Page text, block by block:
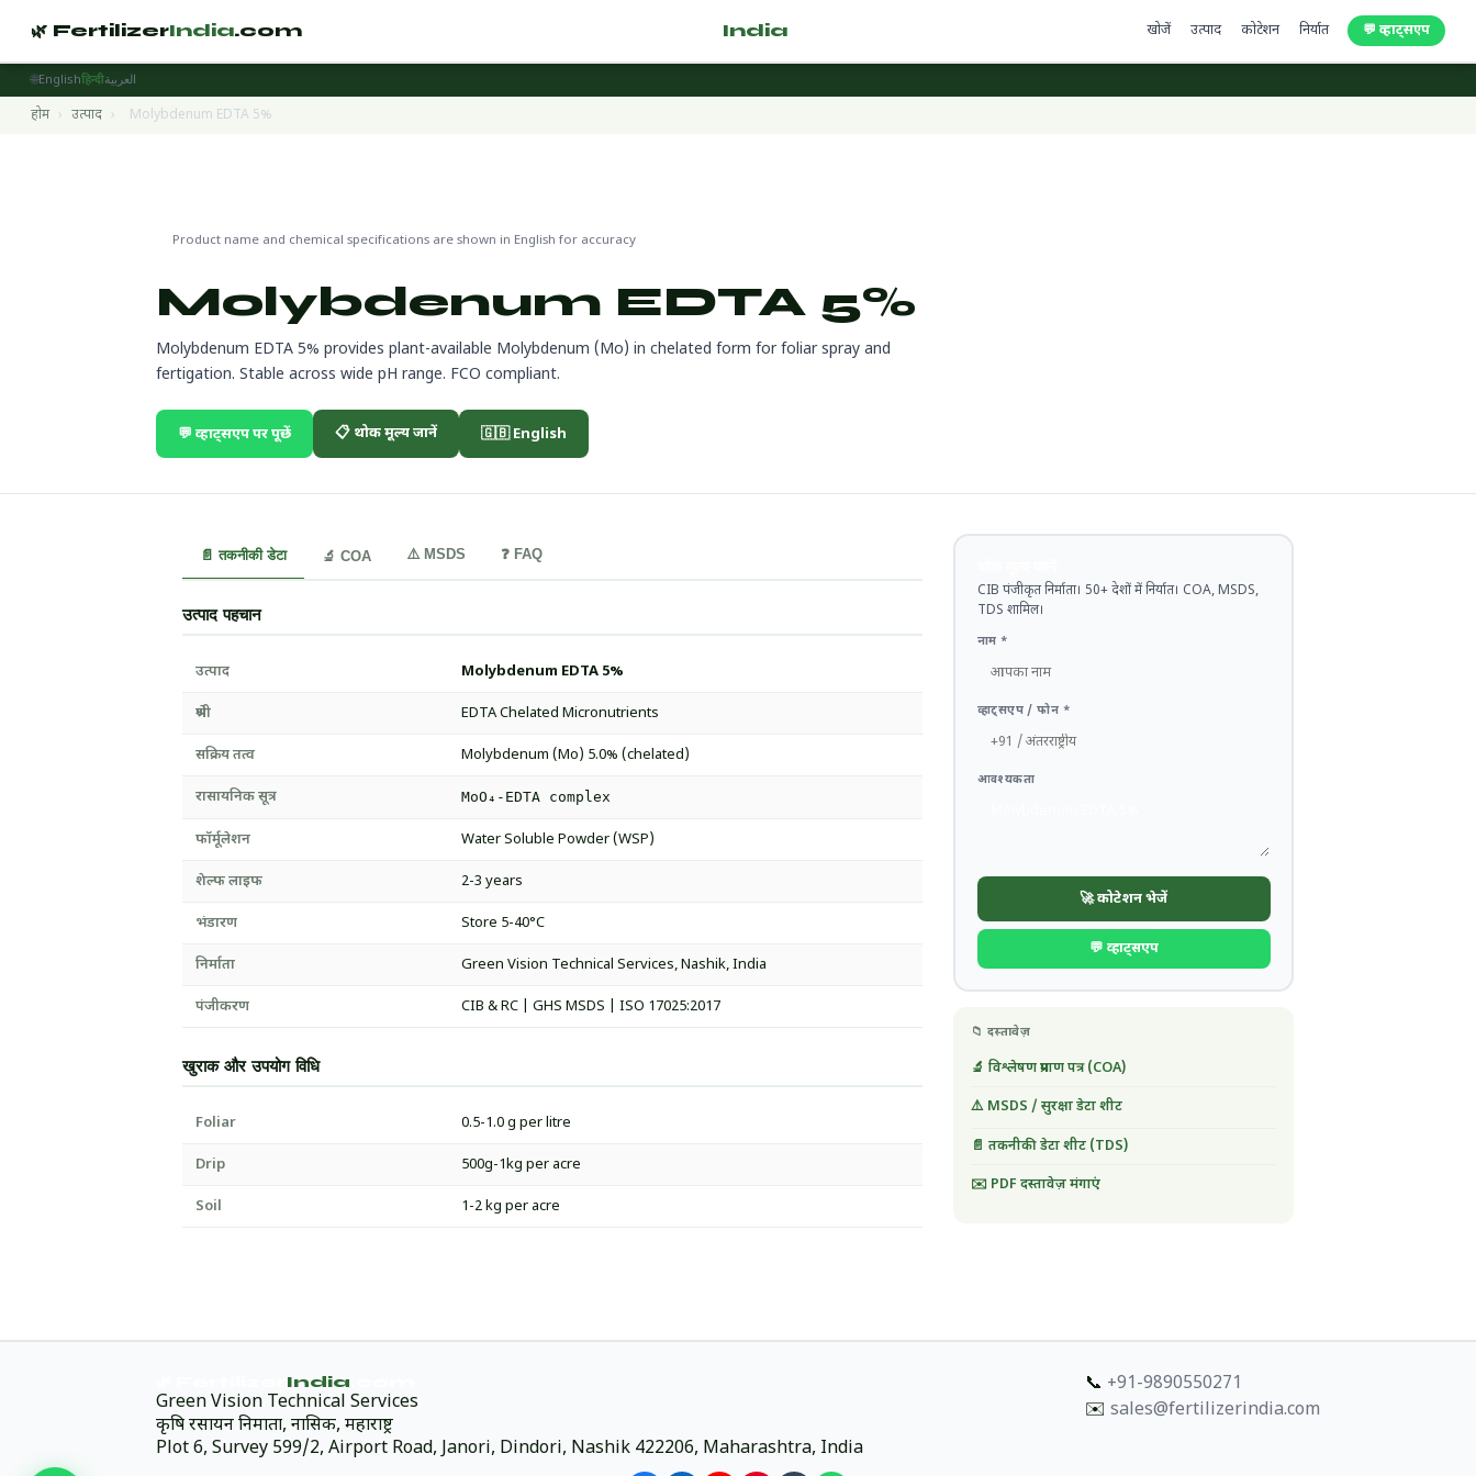
🌿 FertilizerIndia.com India.com खोजें उत्पाद कोटेशन निर्यात 💬 व्हाट्सएप
🌐Englishहिन्दीالعربية
होम › उत्पाद › Molybdenum EDTA 5%
Product name and chemical specifications are shown in English for accuracy
Molybdenum EDTA 5%
Molybdenum EDTA 5% provides plant-available Molybdenum (Mo) in chelated form for foliar spray and
fertigation. Stable across wide pH range. FCO compliant.
💬 व्हाट्सएप पर पूछें 📋 थोक मूल्य जानें 🇬🇧 English
📄 तकनीकी डेटा 🔬 COA ⚠️ MSDS ❓ FAQ
उत्पाद पहचान
उत्पाद Molybdenum EDTA 5%
श्रेणी EDTA Chelated Micronutrients
सक्रिय तत्व Molybdenum (Mo) 5.0% (chelated)
रासायनिक सूत्र MoO₄-EDTA complex
फॉर्मूलेशन Water Soluble Powder (WSP)
शेल्फ लाइफ 2-3 years
भंडारण Store 5-40°C
निर्माता Green Vision Technical Services, Nashik, India
पंजीकरण CIB & RC | GHS MSDS | ISO 17025:2017
खुराक और उपयोग विधि
Foliar 0.5-1.0 g per litre
Drip 500g-1kg per acre
Soil 1-2 kg per acre
CIB पंजीकृत निर्माता। 50+ देशों में निर्यात। COA, MSDS,
TDS शामिल।
नाम *
व्हाट्सएप / फोन *
आवश्यकता
🚀 कोटेशन भेजें
💬 व्हाट्सएप
📁 दस्तावेज़
🔬 विश्लेषण प्रमाण पत्र (COA)
⚠️ MSDS / सुरक्षा डेटा शीट
📄 तकनीकी डेटा शीट (TDS)
✉️ PDF दस्तावेज़ मंगाएं
India
Green Vision Technical Services
कृषि रसायन निर्माता, नासिक, महाराष्ट्र
Plot 6, Survey 599/2, Airport Road, Janori, Dindori, Nashik 422206, Maharashtra, India
📞 +91-9890550271
✉️ sales@fertilizerindia.com